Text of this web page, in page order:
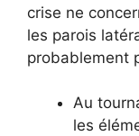
crise ne
les parois
probablement
Au
les